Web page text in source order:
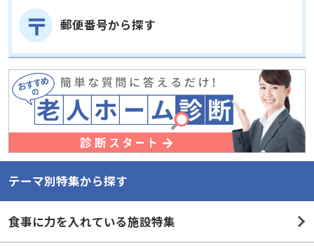
郵便番号から探す
テーマ別特集から探す
食事に力を入れている施設特集